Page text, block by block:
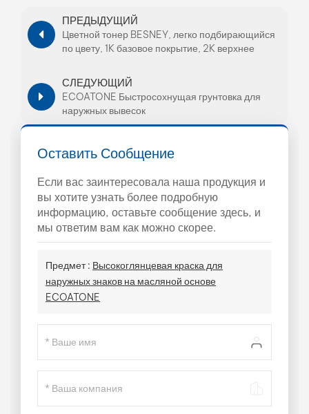
ПРЕДЫДУЩИЙ
Цветной тонер BESNEY, легко подбирающийся
по цвету, 1K базовое покрытие, 2K верхнее
СЛЕДУЮЩИЙ
ECOATONE Быстросохнущая грунтовка для
наружных вывесок
Оставить Сообщение
Если вас заинтересовала наша продукция и
вы хотите узнать более подробную
информацию, оставьте сообщение здесь, и
мы ответим вам как можно скорее.
Предмет : Высокоглянцевая краска для
наружных знаков на масляной основе
ECOATONE